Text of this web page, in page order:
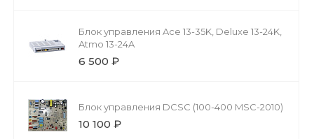
Блок управления Ace 13-35K, Deluxe 13-24K,
Atmo 13-24A
6 500 ₽
Блок управления DCSC (100-400 MSC-2010)
10 100 ₽